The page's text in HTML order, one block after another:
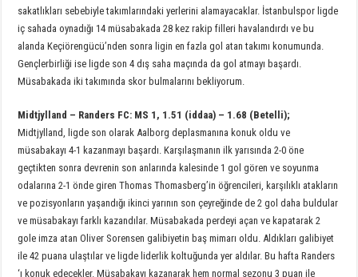
sakatlıkları sebebiyle takımlarındaki yerlerini alamayacaklar. İstanbulspor ligde
iç sahada oynadığı 14 müsabakada 28 kez rakip filleri havalandırdı ve bu
alanda Keçiörengücü’nden sonra ligin en fazla gol atan takımı konumunda.
Gençlerbirliği ise ligde son 4 dış saha maçında da gol atmayı başardı.
Müsabakada iki takımında skor bulmalarını bekliyorum.
Midtjylland – Randers FC: MS 1, 1.51 (iddaa) – 1.68 (Betelli);
Midtjylland, ligde son olarak Aalborg deplasmanına konuk oldu ve
müsabakayı 4-1 kazanmayı başardı. Karşılaşmanın ilk yarısında 2-0 öne
geçtikten sonra devrenin son anlarında kalesinde 1 gol gören ve soyunma
odalarına 2-1 önde giren Thomas Thomasberg’in öğrencileri, karşılıklı atakların
ve pozisyonların yaşandığı ikinci yarının son çeyreğinde de 2 gol daha buldular
ve müsabakayı farklı kazandılar. Müsabakada perdeyi açan ve kapatarak 2
gole imza atan Oliver Sorensen galibiyetin baş mimarı oldu. Aldıkları galibiyet
ile 42 puana ulaştılar ve ligde liderlik koltuğunda yer aldılar. Bu hafta Randers
‘ı konuk edecekler. Müsabakayı kazanarak hem normal sezonu 3 puan ile